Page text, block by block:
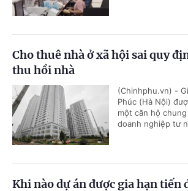
Cho thuê nhà ở xã hội sai quy
thu hồi nhà
(Chinhphu.vn) -
Phúc (Hà Nội)
một căn hộ
doanh nghiệp tư
Khi nào dự án được gia hạn tiến